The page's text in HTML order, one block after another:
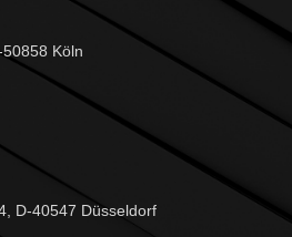
Köln
D-40547 Düsseldorf